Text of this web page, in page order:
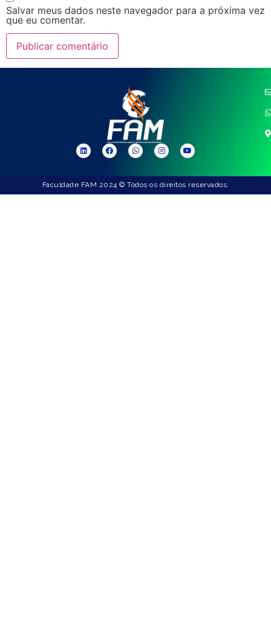
Salvar meus dados neste navegador para a próxima vez
que eu comentar.
Faculdade FAM 2024 © Todos os direitos reservados.